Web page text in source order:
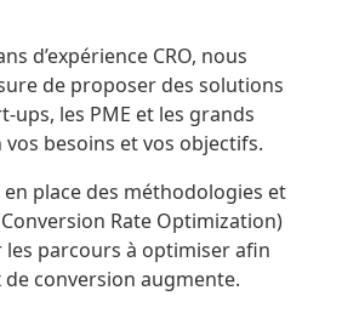
d’expérience CRO, nous
de proposer des solutions
ups, les PME et les grands
besoins et vos objectifs.
place des méthodologies et
Rate Optimization)
parcours à optimiser afin
de conversion augmente.